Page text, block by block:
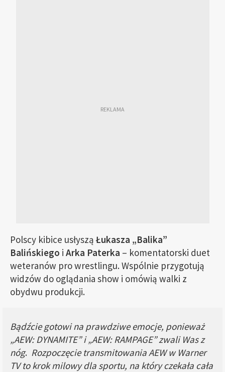
Polscy kibice usłyszą Łukasza „Balika”
Balińskiego i Arka Paterka – komentatorski duet
weteranów pro wrestlingu. Wspólnie przygotują
widzów do oglądania show i omówią walki z
obydwu produkcji.
Bądźcie gotowi na prawdziwe emocje, ponieważ
„AEW: DYNAMITE” i „AEW: RAMPAGE” zwali Was z
nóg. Rozpoczęcie transmitowania AEW w Warner
TV to krok milowy dla sportu, na który czekała cała